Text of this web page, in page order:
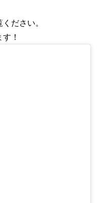
ださい。
！